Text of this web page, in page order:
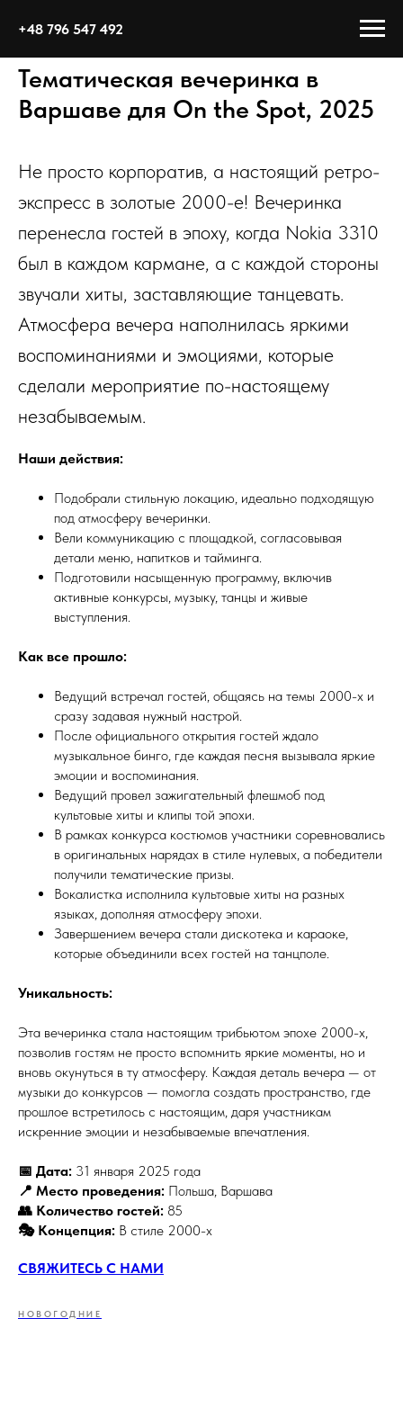
+48 796 547 492
Тематическая вечеринка в
Варшаве для On the Spot, 2025
Не просто корпоратив, а настоящий ретро-
экспресс в золотые 2000-е! Вечеринка
перенесла гостей в эпоху, когда Nokia 3310
был в каждом кармане, а с каждой стороны
звучали хиты, заставляющие танцевать.
Атмосфера вечера наполнилась яркими
воспоминаниями и эмоциями, которые
сделали мероприятие по-настоящему
незабываемым.
Наши действия:
Подобрали стильную локацию, идеально подходящую
под атмосферу вечеринки.
Вели коммуникацию с площадкой, согласовывая
детали меню, напитков и тайминга.
Подготовили насыщенную программу, включив
активные конкурсы, музыку, танцы и живые
выступления.
Как все прошло:
Ведущий встречал гостей, общаясь на темы 2000-х и
сразу задавая нужный настрой.
После официального открытия гостей ждало
музыкальное бинго, где каждая песня вызывала яркие
эмоции и воспоминания.
Ведущий провел зажигательный флешмоб под
культовые хиты и клипы той эпохи.
В рамках конкурса костюмов участники соревновались
в оригинальных нарядах в стиле нулевых, а победители
получили тематические призы.
Вокалистка исполнила культовые хиты на разных
языках, дополняя атмосферу эпохи.
Завершением вечера стали дискотека и караоке,
которые объединили всех гостей на танцполе.
Уникальность:
Эта вечеринка стала настоящим трибьютом эпохе 2000-х,
позволив гостям не просто вспомнить яркие моменты, но и
вновь окунуться в ту атмосферу. Каждая деталь вечера — от
музыки до конкурсов — помогла создать пространство, где
прошлое встретилось с настоящим, даря участникам
искренние эмоции и незабываемые впечатления.
📅 Дата: 31 января 2025 года
📍 Место проведения: Польша, Варшава
👥 Количество гостей: 85
🎭 Концепция: В стиле 2000-х
СВЯЖИТЕСЬ С НАМИ
НОВОГОДНИЕ